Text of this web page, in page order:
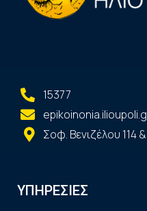
15377
Σοφ. Βενιζέλου
ΥΠΗΡΕΣΙΕΣ